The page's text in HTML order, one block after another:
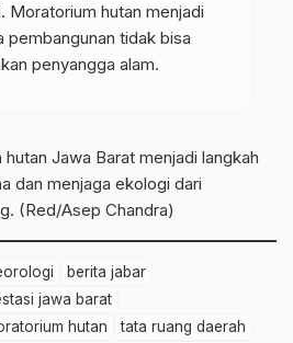
Moratorium hutan menjadi
pembangunan tidak bisa
penyangga alam.
Jawa Barat menjadi langkah
dan menjaga ekologi dari
(Red/Asep Chandra)
berita jabar
jawa barat
hutan tata ruang daerah